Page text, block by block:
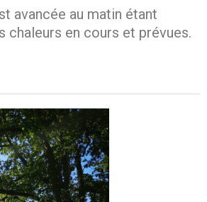
avancée au matin étant
chaleurs en cours et prévues.